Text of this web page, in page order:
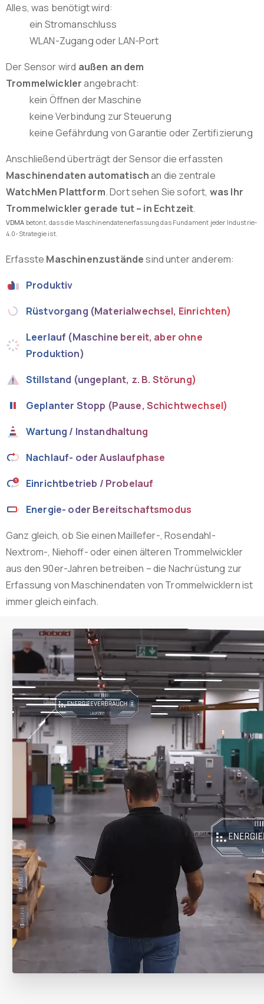
Alles, was benötigt wird:
ein Stromanschluss
WLAN-Zugang oder LAN-Port
Der Sensor wird außen an dem
Trommelwicklerangebracht:
kein Öffnen der Maschine
keine Verbindung zur Steuerung
keine Gefährdung von Garantie oder Zertifizierung
Anschließend überträgt der Sensor die erfassten
Maschinendaten automatischan die zentrale
WatchMen Plattform. Dort sehen Sie sofort, was Ihr
Trommelwickler gerade tut – in Echtzeit.
VDMA betont, dass die Maschinendatenerfassung das Fundament jeder Industrie-
4.0-Strategie ist.
Erfasste Maschinenzuständesind unter anderem:
Produktiv
Rüstvorgang (Materialwechsel, Einrichten)
Leerlauf (Maschine bereit, aber ohne
Produktion)
Stillstand (ungeplant, z. B. Störung)
Geplanter Stopp (Pause, Schichtwechsel)
Wartung / Instandhaltung
Nachlauf- oder Auslaufphase
Einrichtbetrieb / Probelauf
Energie- oder Bereitschaftsmodus
Ganz gleich, ob Sie einen Maillefer-, Rosendahl-
Nextrom-, Niehoff- oder einen älteren Trommelwickler
aus den 90er-Jahren betreiben – die Nachrüstung zur
Erfassung von Maschinendaten von Trommelwicklern ist
immer gleich einfach.